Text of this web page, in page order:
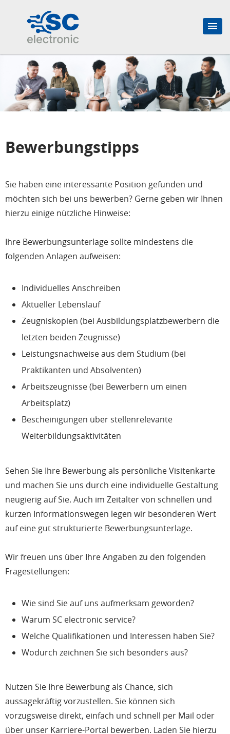
Bewerbungstipps
Sie haben eine interessante Position gefunden und
möchten sich bei uns bewerben? Gerne geben wir Ihnen
hierzu einige nützliche Hinweise:
Ihre Bewerbungsunterlage sollte mindestens die
folgenden Anlagen aufweisen:
Individuelles Anschreiben
Aktueller Lebenslauf
Zeugniskopien (bei Ausbildungsplatzbewerbern die
letzten beiden Zeugnisse)
Leistungsnachweise aus dem Studium (bei
Praktikanten und Absolventen)
Arbeitszeugnisse (bei Bewerbern um einen
Arbeitsplatz)
Bescheinigungen über stellenrelevante
Weiterbildungsaktivitäten
Sehen Sie Ihre Bewerbung als persönliche Visitenkarte
und machen Sie uns durch eine individuelle Gestaltung
neugierig auf Sie. Auch im Zeitalter von schnellen und
kurzen Informationswegen legen wir besonderen Wert
auf eine gut strukturierte Bewerbungsunterlage.
Wir freuen uns über Ihre Angaben zu den folgenden
Fragestellungen:
Wie sind Sie auf uns aufmerksam geworden?
Warum SC electronic service?
Welche Qualifikationen und Interessen haben Sie?
Wodurch zeichnen Sie sich besonders aus?
Nutzen Sie Ihre Bewerbung als Chance, sich
aussagekräftig vorzustellen. Sie können sich
vorzugsweise direkt, einfach und schnell per Mail oder
über unser Karriere-Portal bewerben. Laden Sie hierzu